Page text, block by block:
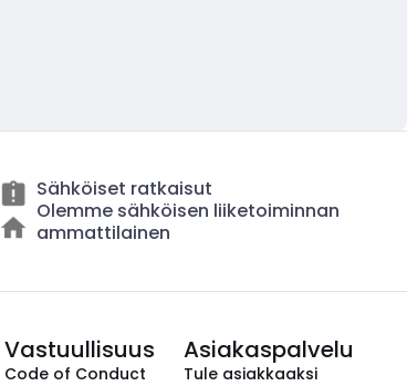
Sähköiset ratkaisut
Olemme sähköisen liiketoiminnan
ammattilainen
Vastuullisuus
Code of Conduct
Asiakaspalvelu
Tule asiakkaaksi